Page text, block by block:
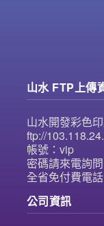
山水 FTP上傳
山水開發彩色
ftp://
帳號：vip
密碼請來電詢問
全省免付費電
公司資訊